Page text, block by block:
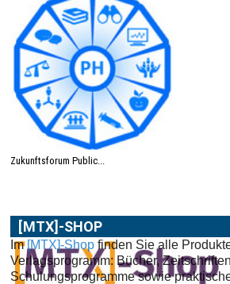
Zukunftsforum Public...
[MTX]-SHOP
Im [MTX]-Shop finden Sie alle
Verlagsprogramm: Bücher,
Schulungsprogramme sowie
ABONNEMENT